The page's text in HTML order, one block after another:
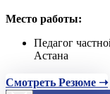
Место работы:
Педагог
Астана
Смотреть Резюме ➝